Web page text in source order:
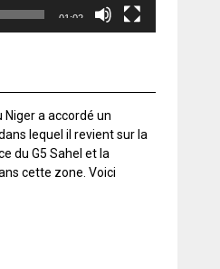
01:02
Niger a accordé un
lequel il revient sur la
du G5 Sahel et la
cette zone. Voici